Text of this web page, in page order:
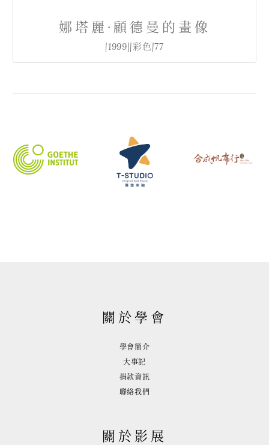
娜塔麗·顧德曼的畫像
|1999||彩色|77
關於學會
學會簡介
大事記
捐款資訊
聯絡我們
關於影展